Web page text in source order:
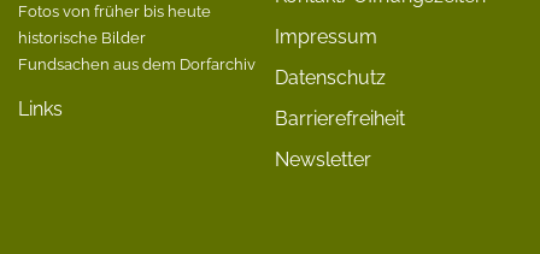
Fotos von früher bis heute
historische Bilder
Fundsachen aus dem Dorfarchiv
Links
Impressum
Datenschutz
Barrierefreiheit
Newsletter